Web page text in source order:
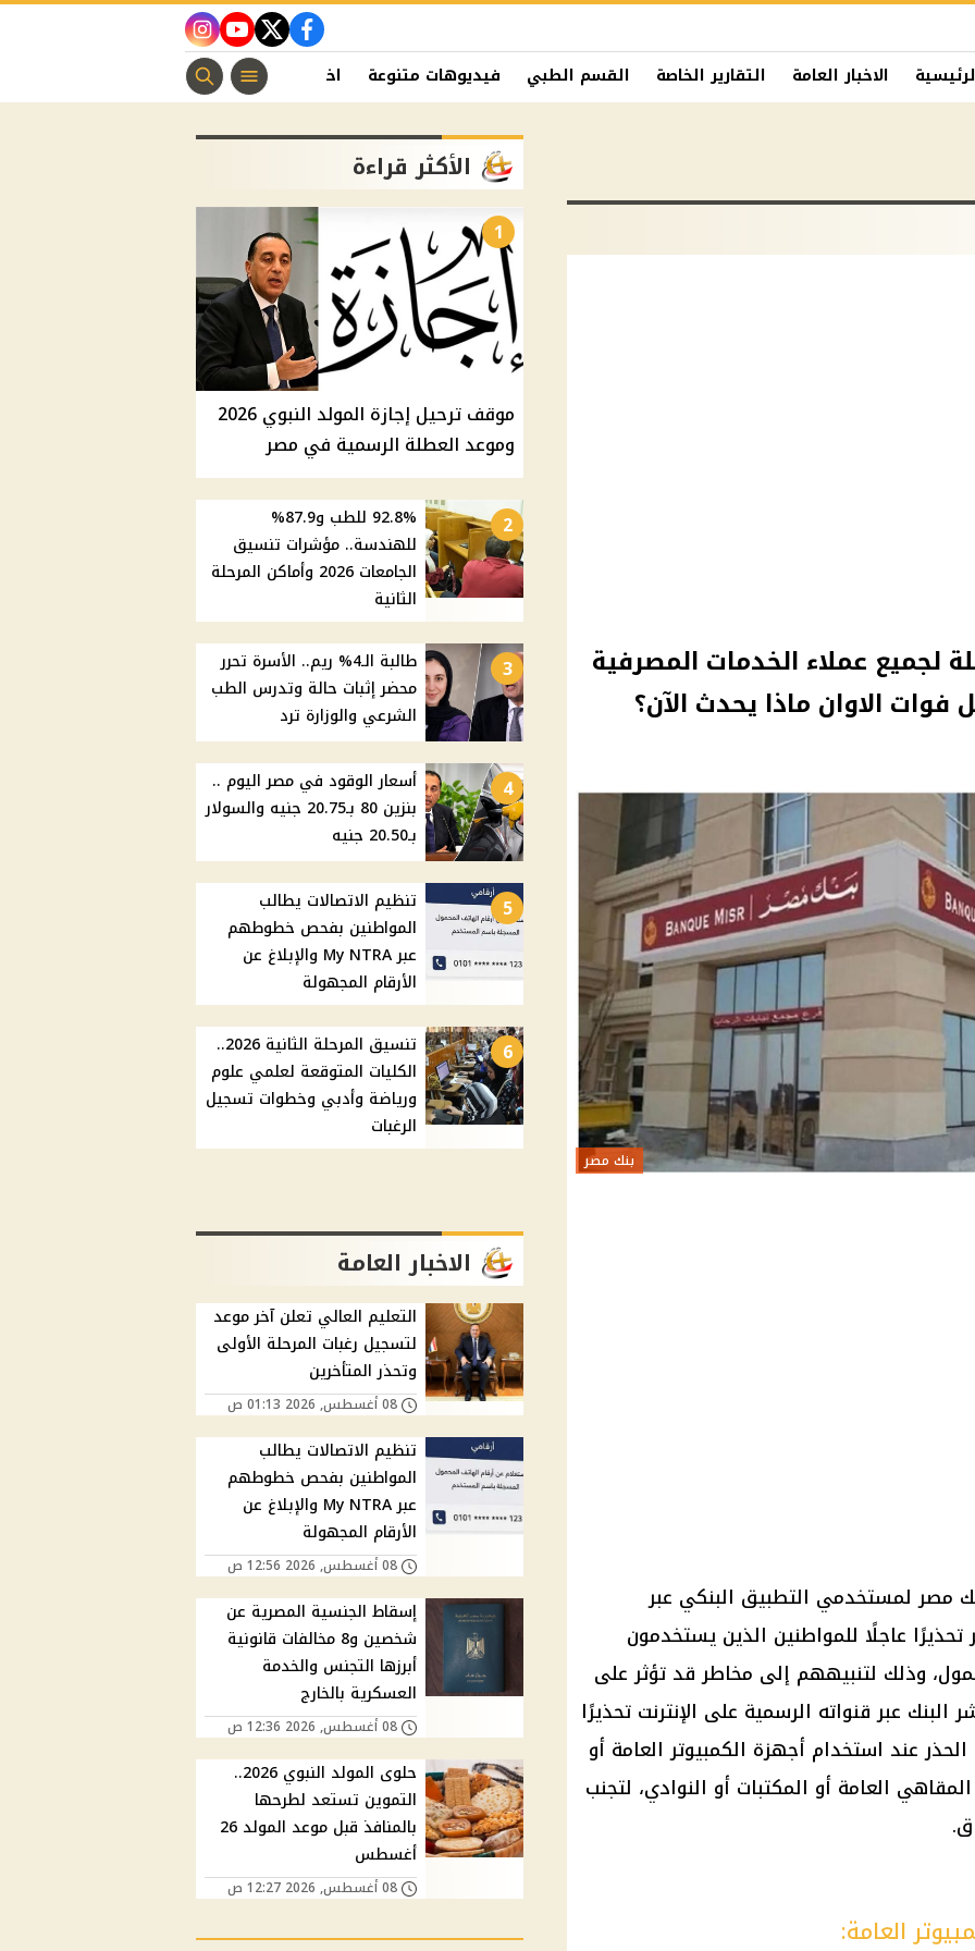
facebook
twitter
youtube
instagram
الاخبار العامة التقارير الخاصة القسم الطبي فيديوهات متنوعة اخبار الفن منوعات مسيحية
لجميع عملاء الخدمات المصرفية
الاوان ماذا يحدث الآن؟
بنك مصر
مصر لمستخدمي التطبيق البنكي عبر
عاجلًا للمواطنين الذين يستخدمون
وذلك لتنبيههم إلى مخاطر قد تؤثر على
عبر قنواته الرسمية على الإنترنت تحذيرًا
عند استخدام أجهزة الكمبيوتر العامة أو
العامة أو المكتبات أو النوادي، لتجنب
العامة:
الأكثر قراءة
1
موقف ترحيل إجازة المولد النبوي 2026
وموعد العطلة الرسمية في مصر
2
92.8% للطب و87.9%
للهندسة.. مؤشرات تنسيق
الجامعات 2026 وأماكن المرحلة
الثانية
3
طالبة الـ4% ريم.. الأسرة تحرر
محضر إثبات حالة وتدرس الطب
الشرعي والوزارة ترد
4
أسعار الوقود في مصر اليوم ..
بنزين 80 بـ20.75 جنيه والسولار
بـ20.50 جنيه
5
تنظيم الاتصالات يطالب
المواطنين بفحص خطوطهم
عبر My NTRA والإبلاغ عن
الأرقام المجهولة
6
تنسيق المرحلة الثانية 2026..
الكليات المتوقعة لعلمي علوم
ورياضة وأدبي وخطوات تسجيل
الرغبات
الاخبار العامة
التعليم العالي تعلن آخر موعد
لتسجيل رغبات المرحلة الأولى
وتحذر المتأخرين
08 أغسطس, 2026 01:13 ص
تنظيم الاتصالات يطالب
المواطنين بفحص خطوطهم
عبر My NTRA والإبلاغ عن
الأرقام المجهولة
08 أغسطس, 2026 12:56 ص
إسقاط الجنسية المصرية عن
شخصين و8 مخالفات قانونية
أبرزها التجنس والخدمة
العسكرية بالخارج
08 أغسطس, 2026 12:36 ص
حلوى المولد النبوي 2026..
التموين تستعد لطرحها
بالمنافذ قبل موعد المولد 26
أغسطس
08 أغسطس, 2026 12:27 ص